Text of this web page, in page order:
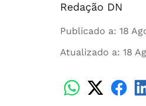
Redação DN
Publicado a: 18
Atualizado a: 18